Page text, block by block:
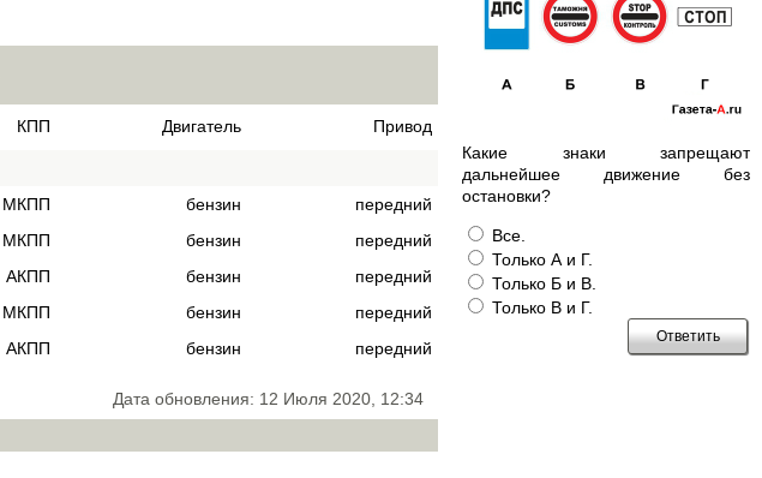
Какие знаки запрещают
дальнейшее движение без
остановки?
Все.
Только А и Г.
Только Б и В.
Только В и Г.
КПП Двигатель Привод
МКПП бензин
передний
МКПП бензин
передний
АКПП бензин
передний
МКПП бензин
передний
АКПП бензин передний
Дата обновления: 12 Июля 2020, 12:34